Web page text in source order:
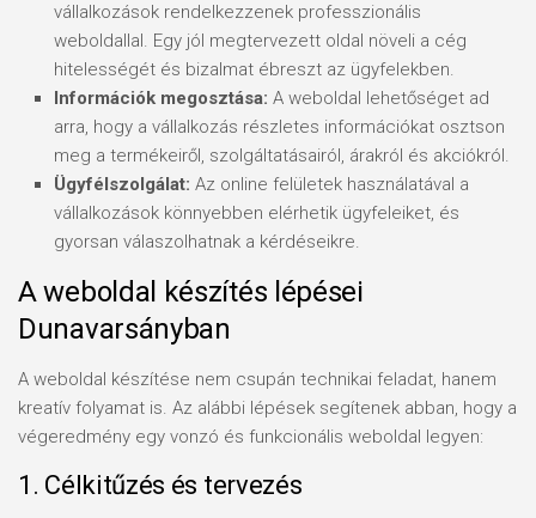
vállalkozások rendelkezzenek professzionális
weboldallal. Egy jól megtervezett oldal növeli a cég
hitelességét és bizalmat ébreszt az ügyfelekben.
Információk megosztása: A weboldal lehetőséget ad
arra, hogy a vállalkozás részletes információkat osztson
meg a termékeiről, szolgáltatásairól, árakról és akciókról.
Ügyfélszolgálat: Az online felületek használatával a
vállalkozások könnyebben elérhetik ügyfeleiket, és
gyorsan válaszolhatnak a kérdéseikre.
A weboldal készítés lépései
Dunavarsányban
A weboldal készítése nem csupán technikai feladat, hanem
kreatív folyamat is. Az alábbi lépések segítenek abban, hogy a
végeredmény egy vonzó és funkcionális weboldal legyen:
1. Célkitűzés és tervezés